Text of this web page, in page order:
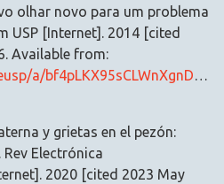
olhar novo para um problema
USP [Internet]. 2014 [cited
Available from:
a/
y grietas en el pezón:
Electrónica
2020 [cited 2023 May